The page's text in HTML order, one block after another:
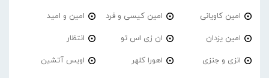
امین کاویانی امین کیسی و فرد امین و امید
امین یزدان ان زی اس تو انتظار
انزی و جنزی اهورا کلهر اویس آتشین